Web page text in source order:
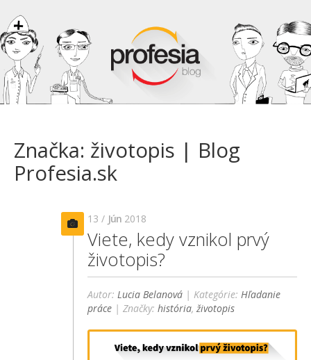
Značka: životopis | Blog
Profesia.sk
13 / Jún 2018
Viete, kedy vznikol prvý
životopis?
Autor:Lucia Belanová | Kategórie:Hľadanie
práce | Značky:história,životopis